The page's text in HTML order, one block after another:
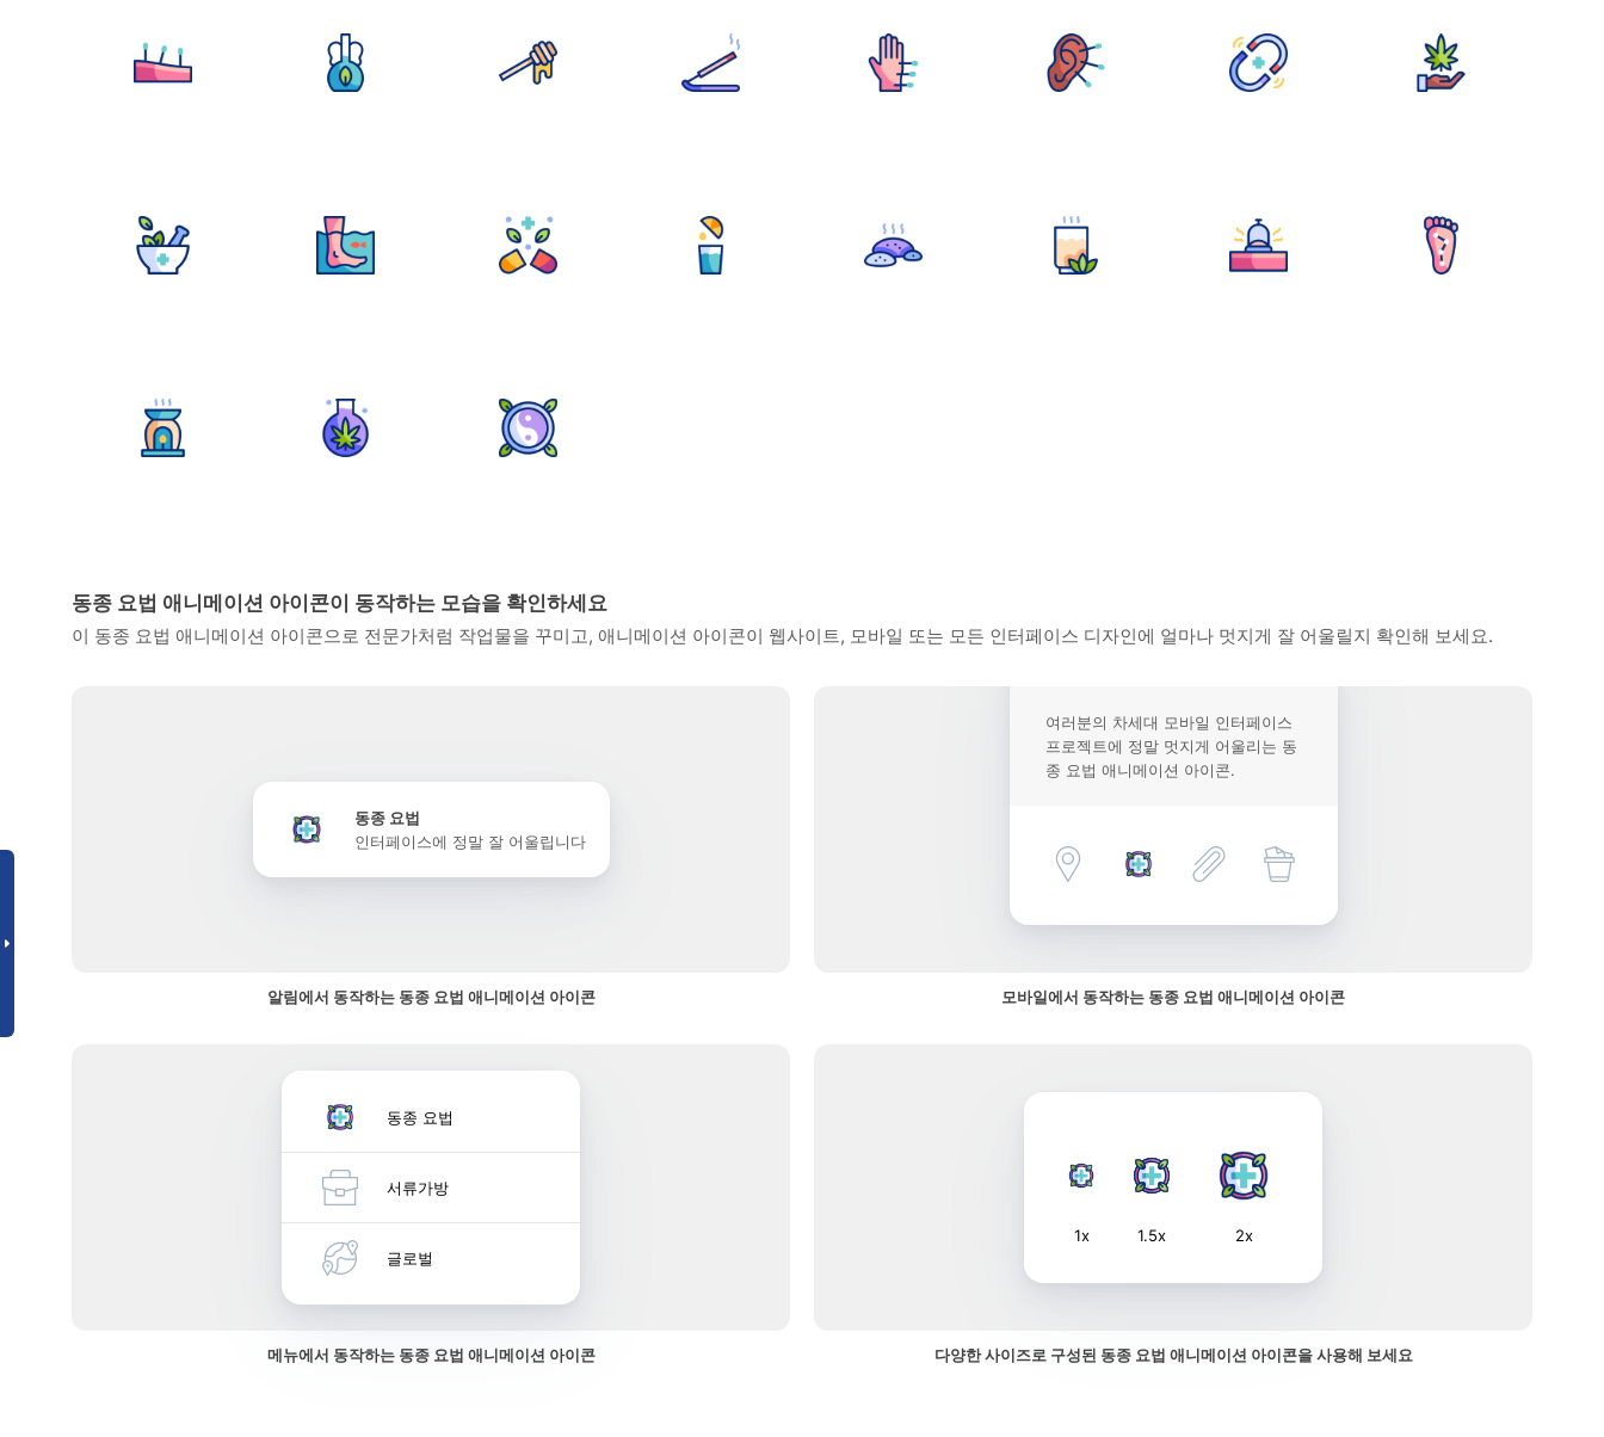
동종 요법 애니메이션 아이콘이 동작하는 모습을 확인하세요
이 동종 요법 애니메이션 아이콘으로 전문가처럼 작업물을 꾸미고, 애니메이션 아이콘이 웹사이트, 모바일 또는 모든 인터페이스 디자인에 얼마나 멋지게 잘 어울릴지 확인해 보세요.
동종 요법
인터페이스에 정말 잘 어울립니다
알림에서 동작하는 동종 요법 애니메이션 아이콘
여러분의 차세대 모바일 인터페이스
프로젝트에 정말 멋지게 어울리는 동
종 요법 애니메이션 아이콘.
모바일에서 동작하는 동종 요법 애니메이션 아이콘
동종 요법
서류가방
글로벌
메뉴에서 동작하는 동종 요법 애니메이션 아이콘
1x 1.5x 2x
다양한 사이즈로 구성된 동종 요법 애니메이션 아이콘을 사용해 보세요